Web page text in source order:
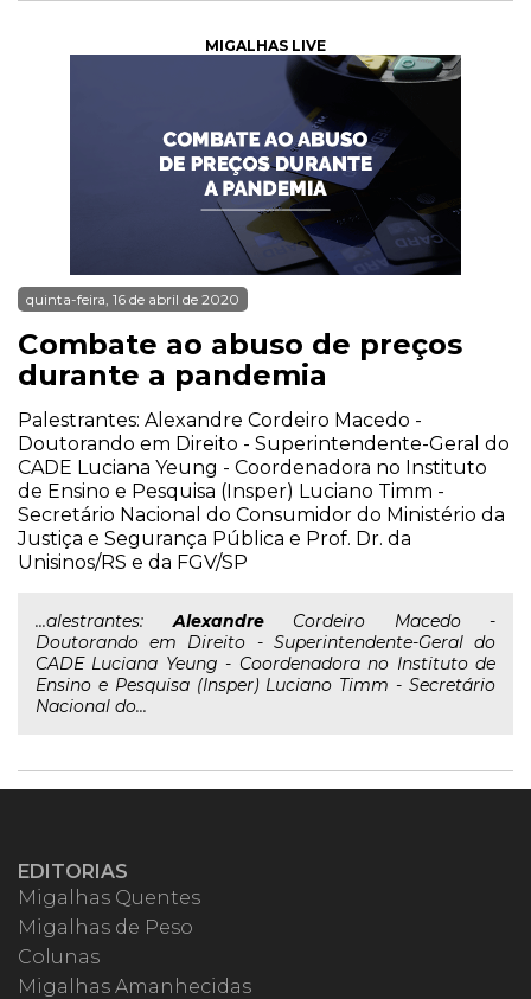
MIGALHAS LIVE
quinta-feira, 16 de abril de 2020
Combate ao abuso de preços
durante a pandemia
Palestrantes: Alexandre Cordeiro Macedo -
Doutorando em Direito - Superintendente-Geral do
CADE Luciana Yeung - Coordenadora no Instituto
de Ensino e Pesquisa (Insper) Luciano Timm -
Secretário Nacional do Consumidor do Ministério da
Justiça e Segurança Pública e Prof. Dr. da
Unisinos/RS e da FGV/SP
...alestrantes:AlexandreCordeiro Macedo -
Doutorando em Direito - Superintendente-Geral do
CADE Luciana Yeung - Coordenadora no Instituto de
Ensino e Pesquisa (Insper) Luciano Timm - Secretário
Nacional do...
EDITORIAS
Migalhas Quentes
Migalhas de Peso
Colunas
Migalhas Amanhecidas